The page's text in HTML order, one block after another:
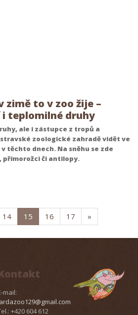
zimě to v zoo žije –
i teplomilné druhy
ale i zástupce z tropů a
zoologické zahradě vidět ve
těchto dnech. Na sněhu se zde
přímorožci či antilopy.
14 15 16 17 »
mail:
+420 604 612